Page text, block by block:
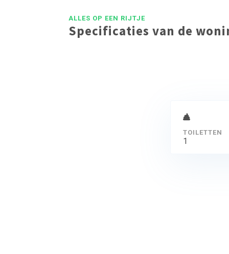
ALLES OP EEN RIJTJE
Specificaties van de
TOILETTEN
1